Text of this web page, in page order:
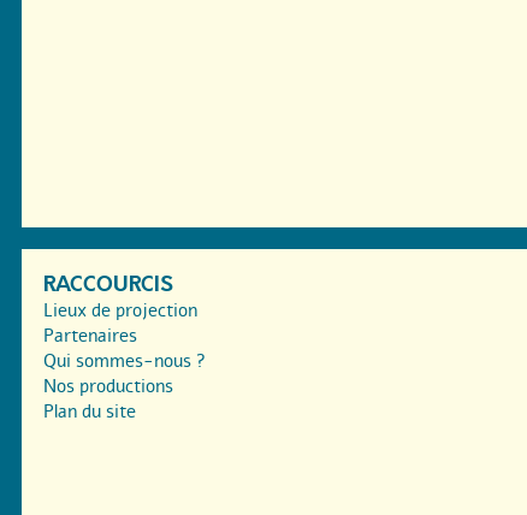
RACCOURCIS
Lieux de projection
Partenaires
Qui sommes-nous ?
Nos productions
Plan du site